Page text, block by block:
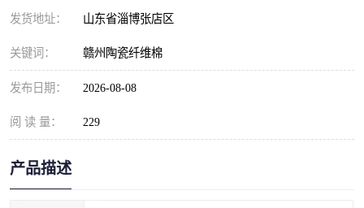
发货地址： 山东省淄博张店区
关键词： 赣州陶瓷纤维棉
发布日期： 2026-08-08
阅 读 量： 229
产品描述